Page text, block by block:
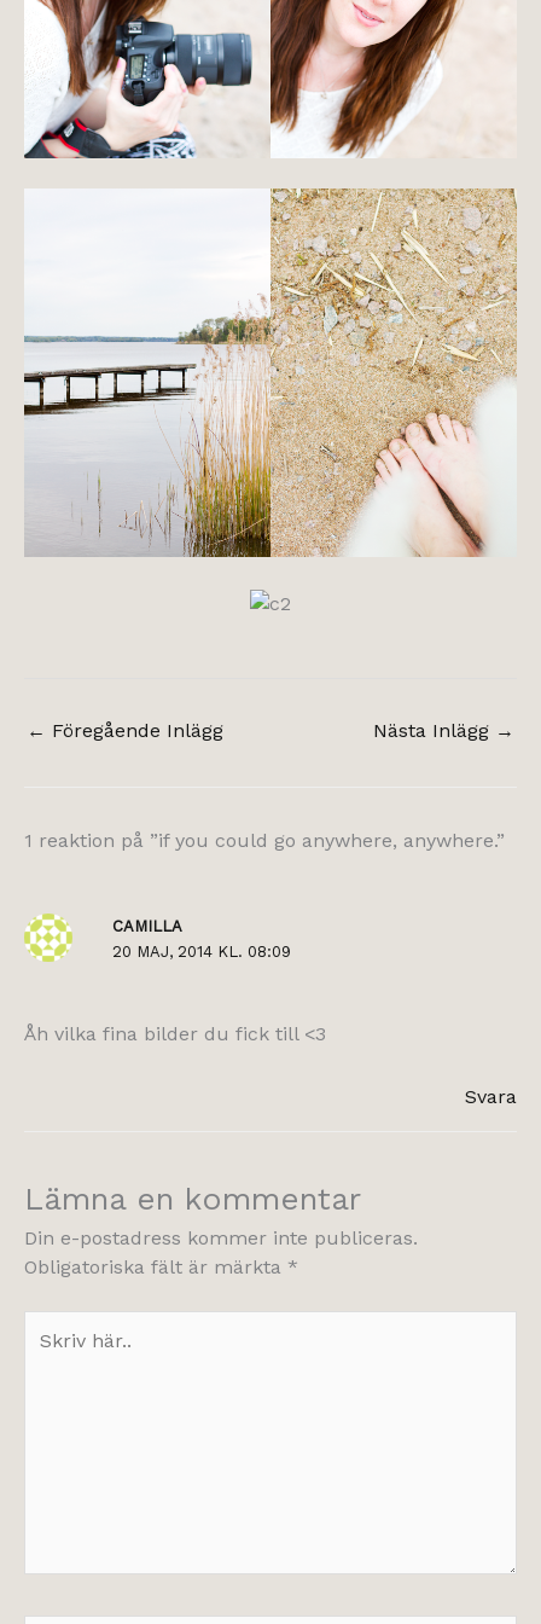
← Föregående Inlägg Nästa Inlägg →
1 reaktion på ”if you could go anywhere, anywhere.”
CAMILLA
20 MAJ, 2014 KL. 08:09
Åh vilka fina bilder du fick till <3
Svara
Lämna en kommentar
Din e-postadress kommer inte publiceras.
Obligatoriska fält är märkta *
här..